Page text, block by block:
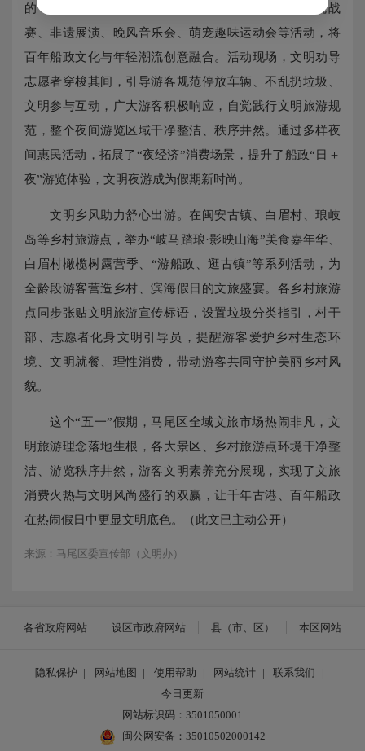
的“江风潮流夜”火热上演，轮番呈现“竞天择”街舞挑战
赛、非遗展演、晚风音乐会、萌宠趣味运动会等活动，将
百年船政文化与年轻潮流创意融合。活动现场，文明劝导
志愿者穿梭其间，引导游客规范停放车辆、不乱扔垃圾、
文明参与互动，广大游客积极响应，自觉践行文明旅游规
范，整个夜间游览区域干净整洁、秩序井然。通过多样夜
间惠民活动，拓展了“夜经济”消费场景，提升了船政“日＋
夜”游览体验，文明夜游成为假期新时尚。
文明乡风助力舒心出游。在闽安古镇、白眉村、琅岐
岛等乡村旅游点，举办“岐马踏琅·影映山海”美食嘉年华、
白眉村橄榄树露营季、“游船政、逛古镇”等系列活动，为
全龄段游客营造乡村、滨海假日的文旅盛宴。各乡村旅游
点同步张贴文明旅游宣传标语，设置垃圾分类指引，村干
部、志愿者化身文明引导员，提醒游客爱护乡村生态环
境、文明就餐、理性消费，带动游客共同守护美丽乡村风
貌。
这个“五一”假期，马尾区全域文旅市场热闹非凡，文
明旅游理念落地生根，各大景区、乡村旅游点环境干净整
洁、游览秩序井然，游客文明素养充分展现，实现了文旅
消费火热与文明风尚盛行的双赢，让千年古港、百年船政
在热闹假日中更显文明底色。（此文已主动公开）
来源：马尾区委宣传部（文明办）
各省政府网站 设区市政府网站 县（市、区） 本区网站
隐私保护 | 网站地图 | 使用帮助 | 网站统计 | 联系我们
|
今日更新
网站标识码：3501050001
闽公网安备：35010502000142